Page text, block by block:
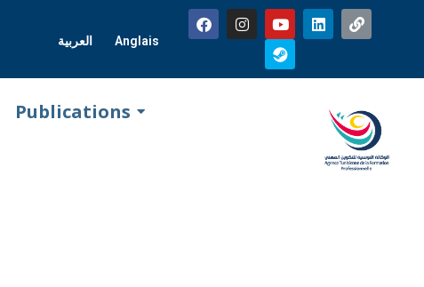
العربية Anglais
Publications